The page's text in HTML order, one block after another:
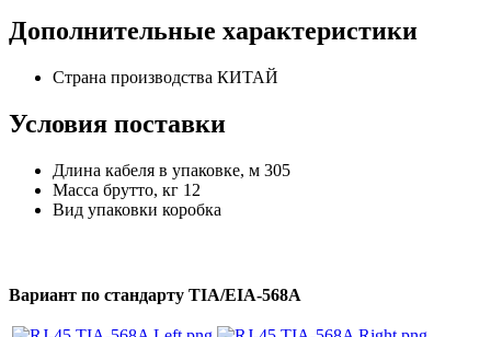
Дополнительные характеристики
Страна производства КИТАЙ
Условия поставки
Длина кабеля в упаковке, м 305
Масса брутто, кг 12
Вид упаковки коробка
Вариант по стандарту TIA/EIA-568A